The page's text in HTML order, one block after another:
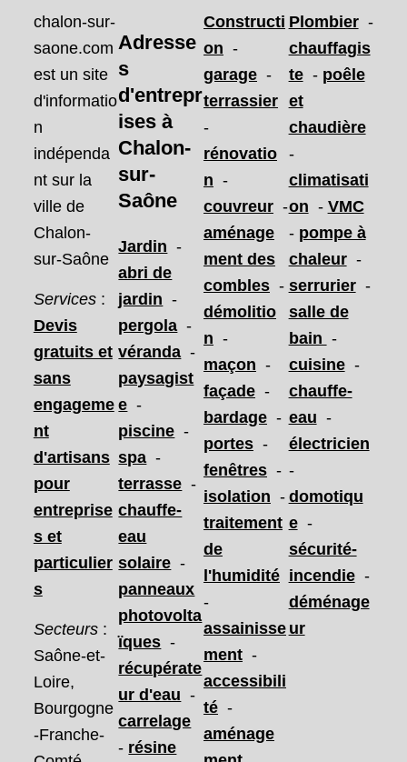
chalon-sur-
saone.com
est un site
d'informatio
n
indépenda
nt sur la
ville de
Chalon-
sur-Saône
Services:
Devis
gratuits et
sans
engageme
nt
d'artisans
pour
entreprise
s et
particulier
s
Secteurs :
Saône-et-
Loire,
Bourgogne
-Franche-
Adresse
s
d'entrepr
isesà
Chalon-
sur-
Saône
Jardin -
abri de
jardin -
pergola -
véranda -
paysagist
e -
piscine -
spa -
terrasse -
chauffe-
eau
solaire -
panneaux
photovolta
ïques -
récupérate
ur d'eau -
carrelage
- résine
Constructi
on -
garage -
terrassier
-
rénovatio
n -
couvreur -
aménage
ment des
combles -
démolitio
n -
maçon -
façade -
bardage -
portes -
fenêtres -
isolation -
traitement
de
l'humidité
-
assainisse
ment -
accessibili
té -
aménage
Plombier -
chauffagis
te - poêle
et
chaudière
-
climatisati
on - VMC
- pompe à
chaleur -
serrurier -
salle de
bain -
cuisine -
chauffe-
eau -
électricien
-
domotiqu
e -
sécurité-
incendie -
déménage
ur